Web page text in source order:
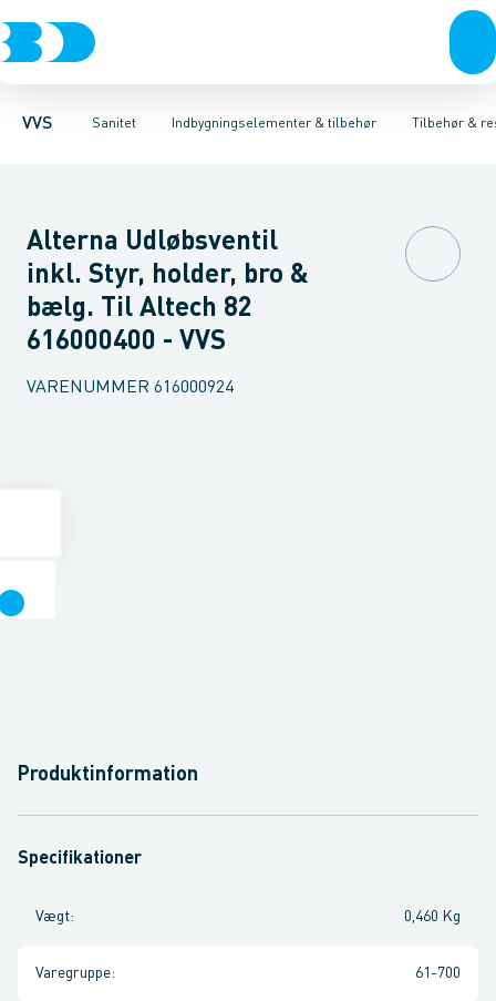
VVS Sanitet
Rør & fittingsPressfittings & rørKuglehaner & ventilerAfløb
Indbygningselementer & tilbehør
Toiletter, sæder og cisternerVaskeArmaturerBrusereTilbehør &
Høje Indbygnings elementerLave Indbygnings elementer
Alterna Udløbsventil
inkl. Styr, holder, bro &
bælg. Til Altech 82
616000400 - VVS
VARENUMMER 616000924
Produktinformation
Specifikationer
Vægt: 0,460 Kg
Varegruppe: 61-700